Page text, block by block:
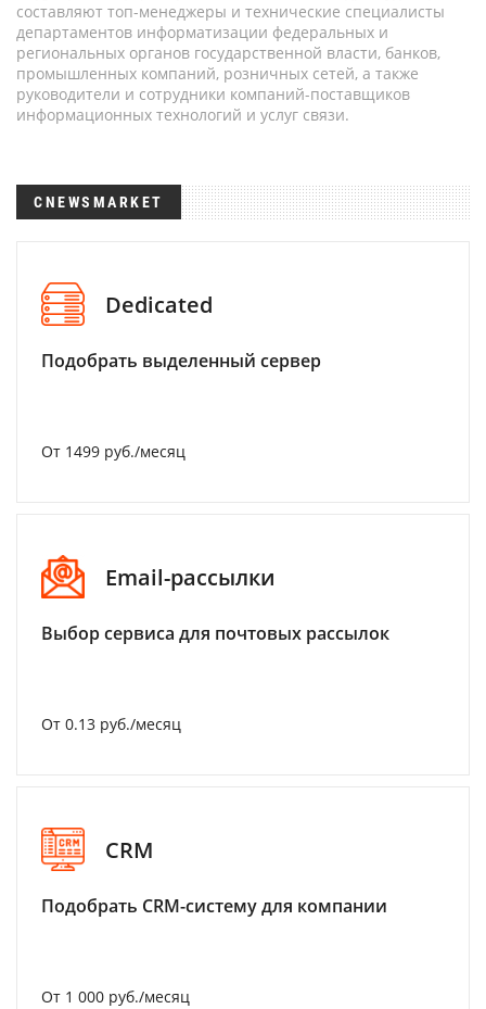
составляют топ-менеджеры и технические специалисты
департаментов информатизации федеральных и
региональных органов государственной власти, банков,
промышленных компаний, розничных сетей, а также
руководители и сотрудники компаний-поставщиков
информационных технологий и услуг связи.
CNEWSMARKET
Dedicated
Подобрать выделенный сервер
От 1499 руб./месяц
Email-рассылки
Выбор сервиса для почтовых рассылок
От 0.13 руб./месяц
CRM
Подобрать CRM-систему для компании
От 1 000 руб./месяц